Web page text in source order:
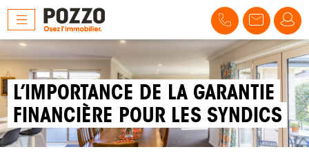
L’IMPORTANCE DE LA GARANTIE
FINANCIÈRE POUR LES SYNDICS